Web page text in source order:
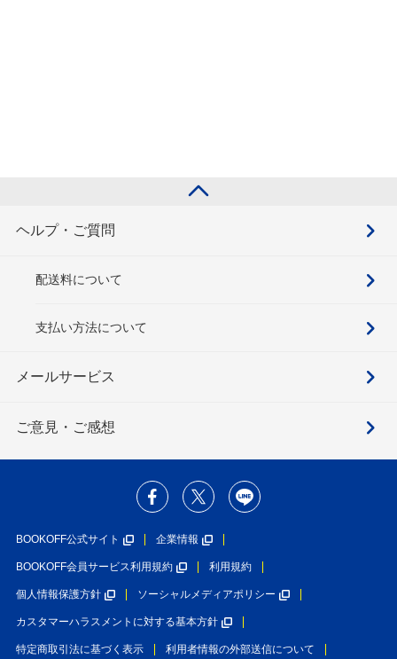
ヘルプ・ご質問
配送料について
支払い方法について
メールサービス
ご意見・ご感想
BOOKOFF公式サイト 企業情報
BOOKOFF会員サービス利用規約 利用規約
個人情報保護方針 ソーシャルメディアポリシー
カスタマーハラスメントに対する基本方針
特定商取引法に基づく表示 利用者情報の外部送信について